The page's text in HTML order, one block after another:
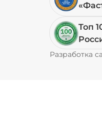
Топ
Разработка